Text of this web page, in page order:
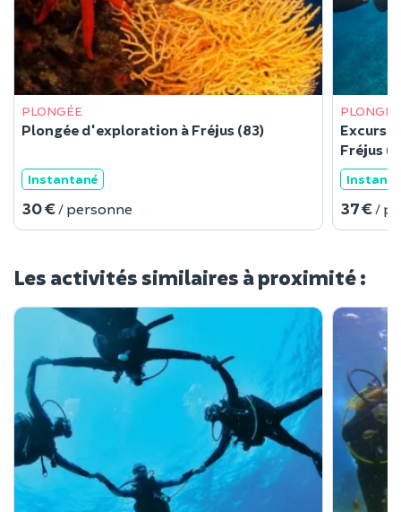
PLONGÉE
Plongée d'exploration à Fréjus (83)
Instantané
30 € / personne
PLONGÉE
Fréjus
37 € /
Les activités similaires à proximité :